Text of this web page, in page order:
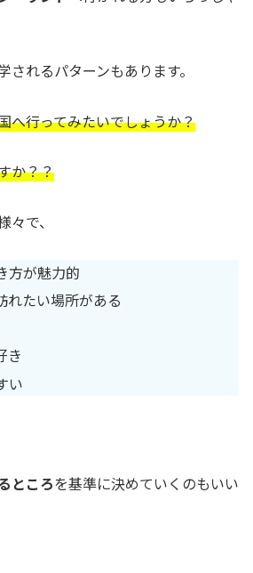
されるパターンもあります。
へ行ってみたいでしょうか？
か？？
で、
方が魅力的
れたい場所がある
き
い
ところを基準に決めていくのもいい